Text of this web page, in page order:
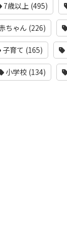
7歳以上 (495)
ちゃん (226)
子育て (165)
小学校 (134)